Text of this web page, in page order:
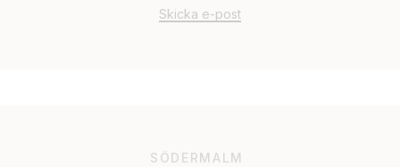
Skicka e-post
SÖDERMALM